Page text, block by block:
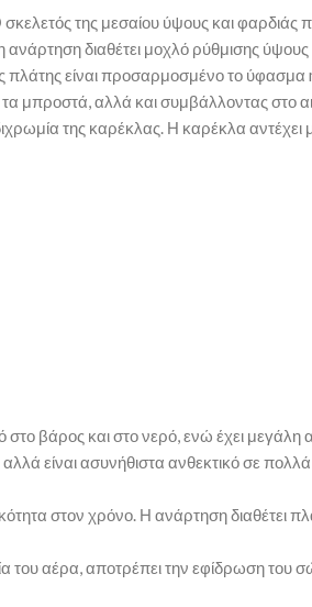
της μεσαίου ύψους και φαρδιάς
διαθέτει μοχλό ρύθμισης
πλάτης είναι προσαρμοσμένο το
μπροστά, αλλά και συμβάλλοντας στο
της καρέκλας. Η καρέκλα αντέχει
στο βάρος και στο νερό, ενώ έχει
είναι ασυνήθιστα ανθεκτικό σε πολλά
στον χρόνο. Η ανάρτηση διαθέτει
αέρα, αποτρέπει την εφίδρωση του